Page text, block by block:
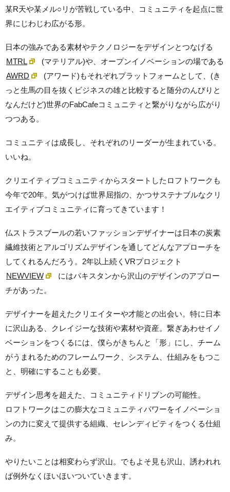
某R天や某メル○リが苦戦している中、コミュニティを起点に世
界にじわじわ広がる形。
日本の強みである素材やテクノロジーをデザインとつなげる
MTRL
(マテリアル)や、オープンイノベーションの場である
AWRD
(アワード)もそれぞれプラットフォームとして、(き
っと生馬の目を抜くビジネスの雄と比較すると随分のんびりと
なんだけど)世界のFabCafeコミュニティと繋がりながら広がり
つつある。
コミュニティは成長し、それぞれのリーダーが生まれている。
いいね。
クリエイティブコミュニティからスタートしたロフトワークも
今年で20年。気がつけば世界屈指の、かつサステナブルなクリ
エイティブコミュニティに育ってきています！
仏ストラスブールの若いファッションデザイナーは日本の炭素
繊維技術とアルゴリズムデザインを通してどんなアプローチを
してくれるんだろう。2年以上続くVRプロジェクト
NEWVIEW
にはパキスタンから沢山のデザインのアプロー
チがあった。
デザイナーを超えたクリエイターや才能との出会い。特に日本
に沢山ある、クレイジーな技術や素材や資産。繋ぎあわせイノ
ベーションをつくるには、僕らがきちんと「形」にし、チーム
がうまれるためのフレームワーク、システム、仕組みをもつこ
と、明確にすることも必要。
デザイン思考を超えた、コミュニティドリブンの可能性。
ロフトワークはこの膨大なコミュニティパワーをイノベーショ
ンの力に変えて提供する組織、セレンディピティをつくる仕組
み。
やりたいことは相変わらず沢山。でもよそ見も沢山、誘われれ
ば例外なくほいほいついていきます。